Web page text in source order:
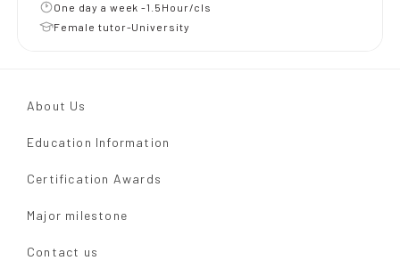
One day a week -1.5Hour/cls
Female tutor-University
About Us
Education Information
Certification Awards
Major milestone
Contact us